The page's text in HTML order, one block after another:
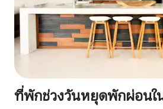
ที่พักช่วงวันหยุดพักผ่อนใ